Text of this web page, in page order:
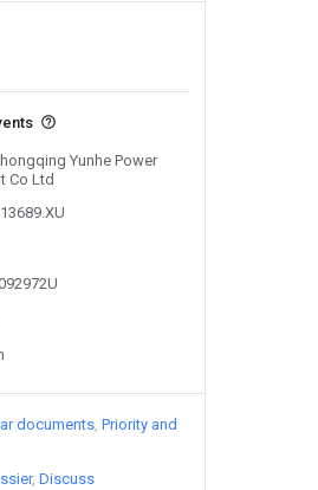
Yunhe Power
Co Ltd
documents Priority and
Discuss